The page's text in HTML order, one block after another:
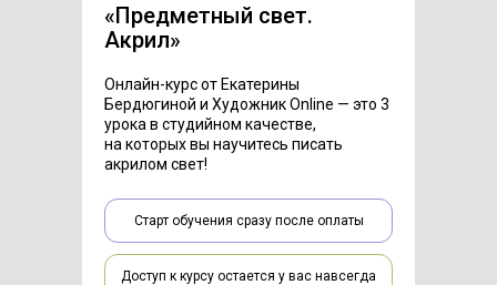
«Предметный свет.
Акрил»
Онлайн-курс от Екатерины
Бердюгиной и Художник Online — это 3
урока в студийном качестве,
на которых вы научитесь писать
акрилом свет!
Доступ к курсу остается у вас навсегда
Старт обучения сразу после оплаты